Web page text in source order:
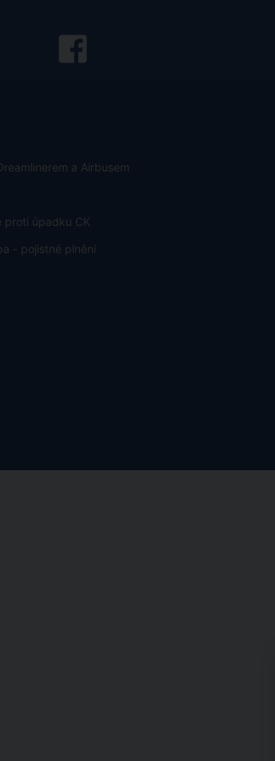
a Airbusem
proti úpadku CK
- pojistné plnění